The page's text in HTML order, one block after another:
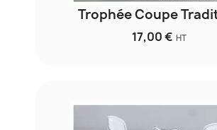
Trophée Coupe
17,00 € HT